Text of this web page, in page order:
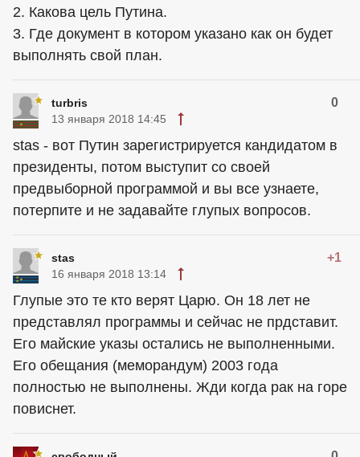
2. Какова цель Путина.
3. Где документ в котором указано как он будет
выполнять свой план.
turbris 0
13 января 2018 14:45
stas - вот Путин зарегистрируется кандидатом в
президенты, потом выступит со своей
предвыборной программой и вы все узнаете,
потерпите и не задавайте глупых вопросов.
stas +1
16 января 2018 13:14
Глупые это те кто верят Царю. Он 18 лет не
представлял программы и сейчас не прдставит.
Его майские указы остались не выполненными.
Его обещания (меморандум) 2003 года
полностью не выполнены. Жди когда рак на горе
повиснет.